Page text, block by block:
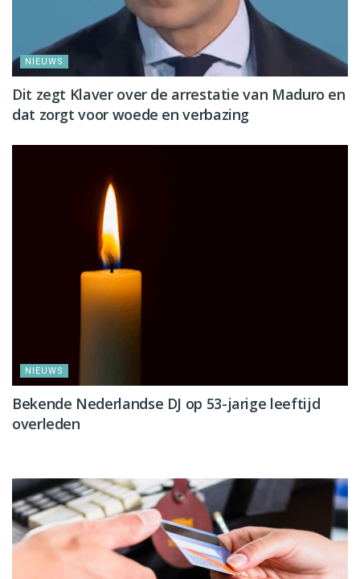
NIEUWS
Dit zegt Klaver over de arrestatie van Maduro en
dat zorgt voor woede en verbazing
NIEUWS
Bekende Nederlandse DJ op 53-jarige leeftijd
overleden